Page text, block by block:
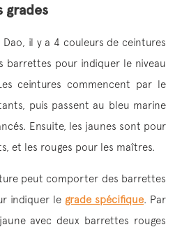
grades
Dao, il y a 4 couleurs de ceintures
barrettes pour indiquer le niveau
ceintures commencent par le
puis passent au bleu marine
Ensuite, les jaunes sont pour
et les rouges pour les maîtres.
peut comporter des barrettes
indiquer le grade spécifique. Par
avec deux barrettes rouges